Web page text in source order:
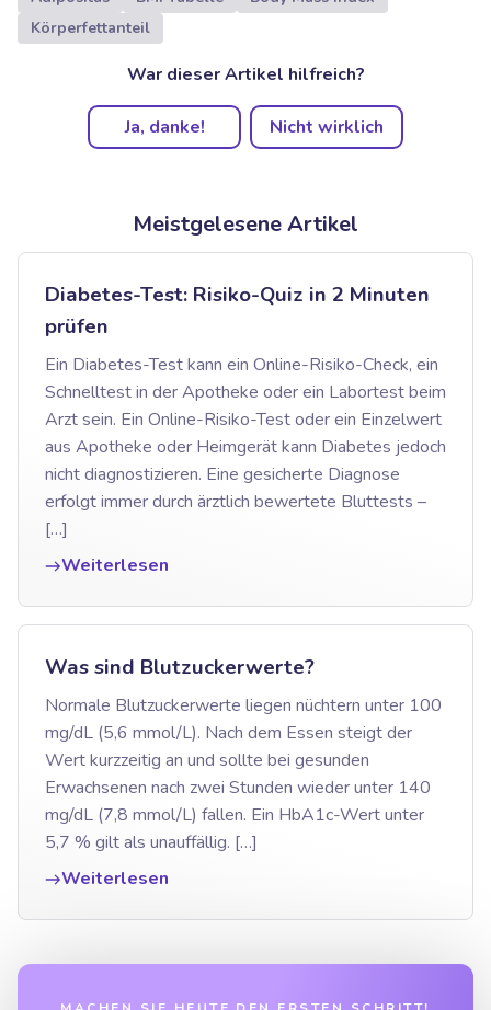
Körperfettanteil
War dieser Artikel hilfreich?
Ja, danke! Nicht wirklich
Meistgelesene Artikel
Diabetes-Test: Risiko-Quiz in 2 Minuten
prüfen
Ein Diabetes-Test kann ein Online-Risiko-Check, ein
Schnelltest in der Apotheke oder ein Labortest beim
Arzt sein. Ein Online-Risiko-Test oder ein Einzelwert
aus Apotheke oder Heimgerät kann Diabetes jedoch
nicht diagnostizieren. Eine gesicherte Diagnose
erfolgt immer durch ärztlich bewertete Bluttests –
[…]
Weiterlesen
Was sind Blutzuckerwerte?
Normale Blutzuckerwerte liegen nüchtern unter 100
mg/dL (5,6 mmol/L). Nach dem Essen steigt der
Wert kurzzeitig an und sollte bei gesunden
Erwachsenen nach zwei Stunden wieder unter 140
mg/dL (7,8 mmol/L) fallen. Ein HbA1c-Wert unter
5,7 % gilt als unauffällig. […]
Weiterlesen